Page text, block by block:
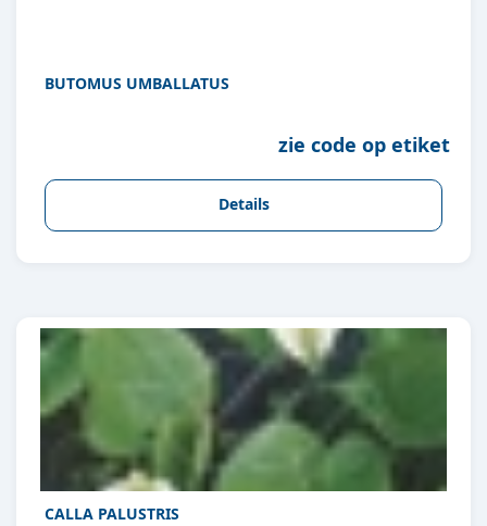
BUTOMUS UMBALLATUS
zie code op etiket
Details
CALLA PALUSTRIS